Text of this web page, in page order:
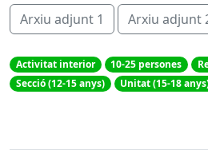
Arxiu adjunt 1 Arxiu adjunt
Activitat interior 10-25 persones
Secció (12-15 anys)
Unitat (15-18